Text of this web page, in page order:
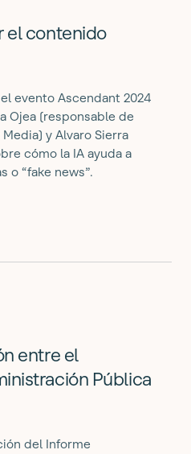
el contenido
evento Ascendant 2024
Ojea (responsable de
y Alvaro Sierra
cómo la IA ayuda a
o “fake news”.
entre el
Pública
del Informe